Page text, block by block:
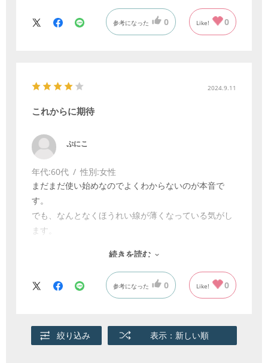
参考になった 0 Like! 0
2024.9.11
これからに期待
ぷにこ
年代:60代 性別:女性
まだまだ使い始めなのでよくわからないのが本音で
す。
でも、なんとなくほうれい線が薄くなっている気がし
ます。
続きを読む
参考になった 0 Like! 0
絞り込み 表示：新しい順